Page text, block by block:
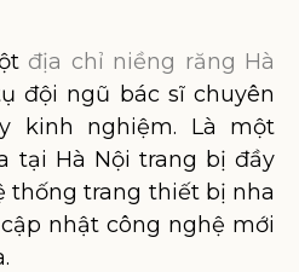
địa chỉ niềng răng Hà
đội ngũ bác sĩ chuyên
kinh nghiệm. Là một
tại Hà Nội trang bị đầy
thống trang thiết bị nha
nhật công nghệ mới